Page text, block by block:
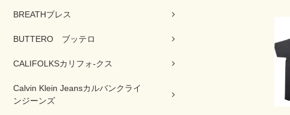
BREATHブレス
BUTTERO ブッテロ
CALIFOLKSカリフォ-クス
Calvin Klein Jeansカルバンクライ
ンジーンズ